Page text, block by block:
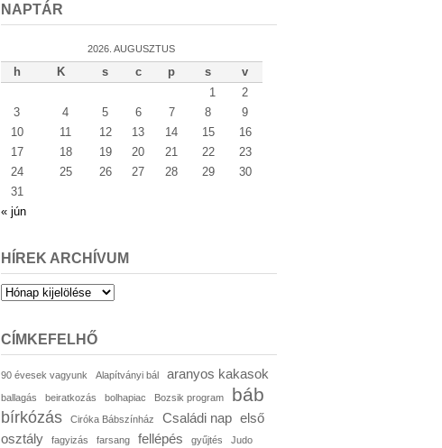
NAPTÁR
2026. AUGUSZTUS
h K s c p s
v
1
2
3
4 5 6 7 8
9
10
11 12 13 14 15
16
17
18 19 20 21 22
23
24
25 26 27 28 29
30
31
« jún
HÍREK ARCHÍVUM
Hírek
CÍMKEFELHŐ
90 évesek vagyunk Alapítványi bál aranyos kakasok
ballagás beiratkozás bolhapiac Bozsik program báb
bírkózás Ciróka Bábszínház Családi nap első
osztály
fagyizás farsang fellépés gyűjtés Judo